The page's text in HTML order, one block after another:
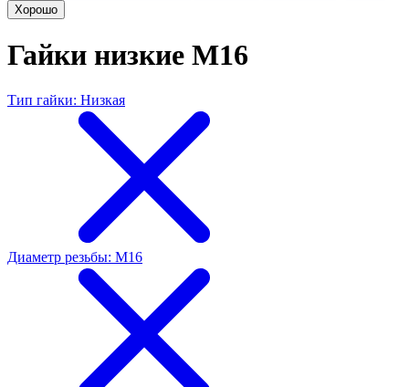
Хорошо
Гайки низкие М16
Тип гайки: Низкая
Диаметр резьбы: М16